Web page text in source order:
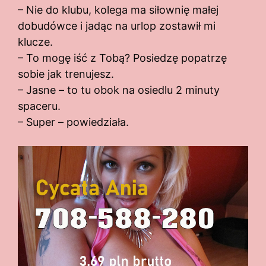
– Nie do klubu, kolega ma siłownię małej
dobudówce i jadąc na urlop zostawił mi
klucze.
– To mogę iść z Tobą? Posiedzę popatrzę
sobie jak trenujesz.
– Jasne – to tu obok na osiedlu 2 minuty
spaceru.
– Super – powiedziała.